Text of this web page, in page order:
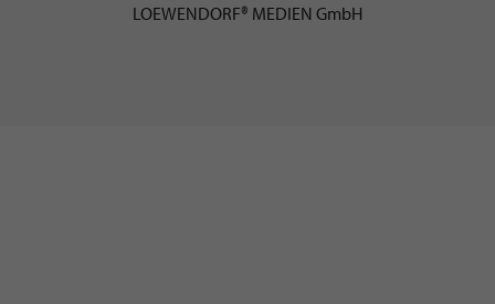
LOEWENDORF® MEDIEN GmbH